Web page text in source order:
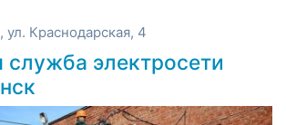
ул. Краснодарская, 4
служба электросети